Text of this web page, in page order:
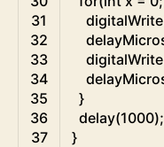
31
32
33
34
35
36
37
digitalWrite
digitalWrite
}
delay(1000);
}